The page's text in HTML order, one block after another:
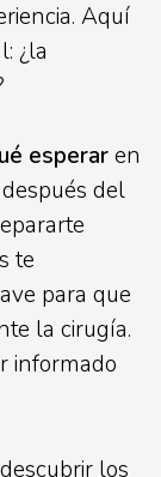
Aquí
¿la
esperaren
del
te
para que
la cirugía.
informado
los